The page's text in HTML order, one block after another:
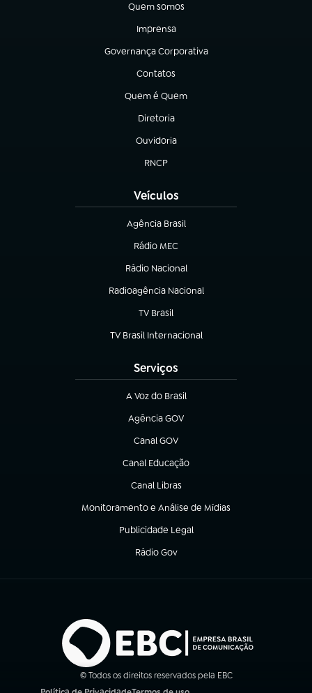
Quem somos
(abre em nova aba)
Imprensa
(abre em nova aba)
Governança Corporativa
(abre em nova aba)
Contatos
(abre em nova aba)
Quem é Quem
(abre em nova aba)
Diretoria
(abre em nova aba)
Ouvidoria
(abre em nova aba)
RNCP
(abre em nova aba)
Veículos
Agência Brasil
(abre em nova aba)
Rádio MEC
Rádio Nacional
(abre em nova aba)
Radioagência Nacional
(abre em nova aba)
TV Brasil
(abre em nova aba)
TV Brasil Internacional
(abre em nova aba)
Serviços
A Voz do Brasil
(abre em nova aba)
Agência GOV
(abre em nova aba)
Canal GOV
(abre em nova aba)
Canal Educação
(abre em nova aba)
Canal Libras
(abre em nova aba)
Monitoramento e Análise de Mídias
(abre em nova aba)
Publicidade Legal
(abre em nova aba)
Rádio Gov
(abre em nova aba)
© Todos os direitos reservados pela EBC